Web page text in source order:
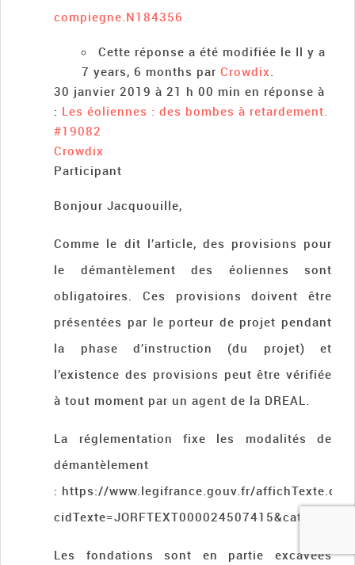
compiegne.N184356
Cette réponse a été modifiée le Il y a
7 years, 6 months parCrowdix.
30 janvier 2019 à 21 h 00 min en réponse à
: Les éoliennes : des bombes à retardement.
#19082
Crowdix
Participant
Bonjour Jacquouille,
Comme le dit l’article, des provisions pour
le démantèlement des éoliennes sont
obligatoires. Ces provisions doivent être
présentées par le porteur de projet pendant
la phase d’instruction (du projet) et
l’existence des provisions peut être vérifiée
à tout moment par un agent de la DREAL.
La réglementation fixe les modalités de
démantèlement
: https://www.legifrance.gouv.fr/affichTexte.do?
Les fondations sont en partie excavées